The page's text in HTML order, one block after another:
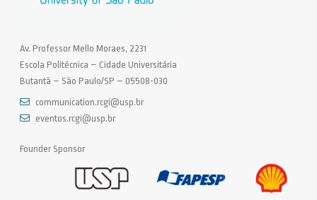
Av. Professor Mello Moraes, 2231
Escola Politécnica – Cidade Universitária
Butantã – São Paulo/SP – 05508-030
communication.rcgi@usp.br
eventos.rcgi@usp.br
Founder Sponsor